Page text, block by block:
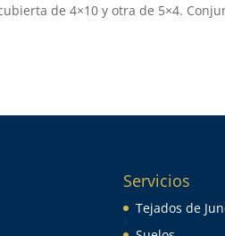
de 4×10 y otra de 5×4.
Servicios
Tejados de